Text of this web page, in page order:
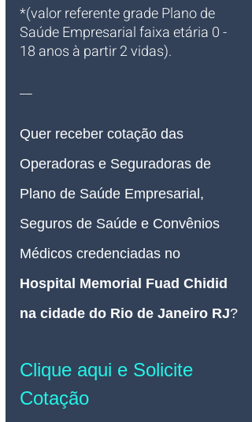
*(valor referente grade Plano de
Saúde Empresarial faixa etária 0 -
18 anos à partir 2 vidas).
__
Quer receber cotação das
Operadoras e Seguradoras de
Plano de Saúde Empresarial,
Seguros de Saúde e Convênios
Médicos credenciadas no
Hospital Memorial Fuad Chidid
na cidade do Rio de Janeiro RJ?
Clique aqui e Solicite
Cotação